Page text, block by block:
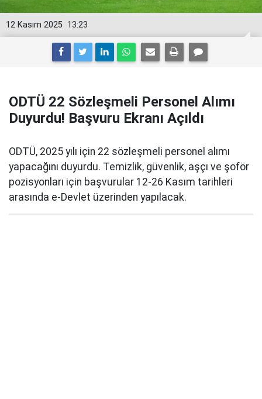
13:23
12 Kasım 2025
ODTÜ 22 Sözleşmeli Personel Alımı
Duyurdu! Başvuru Ekranı Açıldı
ODTÜ, 2025 yılı için 22 sözleşmeli personel alımı
yapacağını duyurdu. Temizlik, güvenlik, aşçı ve şoför
pozisyonları için başvurular 12-26 Kasım tarihleri
arasında e-Devlet üzerinden yapılacak.